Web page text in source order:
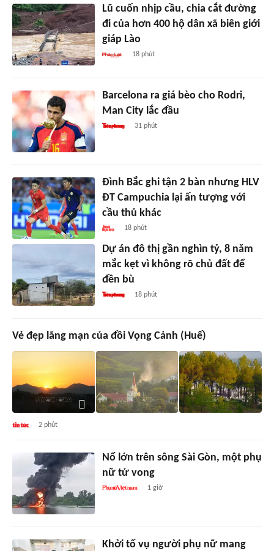
Lũ cuốn nhịp cầu, chia cắt đường
đi của hơn 400 hộ dân xã biên giới
giáp Lào
18 phút
Barcelona ra giá bèo cho Rodri,
Man City lắc đầu
31 phút
Đình Bắc ghi tận 2 bàn nhưng HLV
ĐT Campuchia lại ấn tượng với
cầu thủ khác
18 phút
Dự án đô thị gần nghìn tỷ, 8 năm
mắc kẹt vì không rõ chủ đất để
đền bù
18 phút
Vẻ đẹp lãng mạn của đồi Vọng Cảnh (Huế)
2 phút
Nổ lớn trên sông Sài Gòn, một phụ
nữ tử vong
1 giờ
Khởi tố vụ người phụ nữ mang